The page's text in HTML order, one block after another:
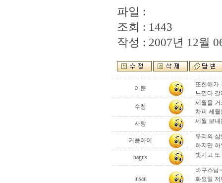
파일 :
조회 : 1443
작성 : 2007년 12월
이뿐
또한해가
느낀다
수창
세월을
차피 세
사랑
세월 보내
커플아이
우리의
하지만 하
bagus
벗기고
insan
바구스님~
화요일